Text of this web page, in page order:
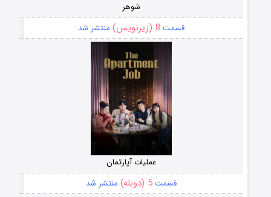
شوهر
قسمت 8 (زیرنویس) منتشر شد
عملیات آپارتمان
قسمت5 (دوبله) منتشر شد